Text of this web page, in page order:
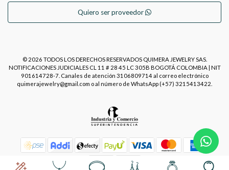
Quiero ser proveedor
© 2026 TODOS LOS DERECHOS RESERVADOS QUIMERA JEWELRY SAS.
NOTIFICACIONES JUDICIALES CL 11 # 28 45 LC 305B BOGOTÁ COLOMBIA | NIT
901614728-7. Canales de atención 3106809714 al correo electrónico
quimerajewelry@gmail.com o al número de WhatsApp (+57) 3215413422.